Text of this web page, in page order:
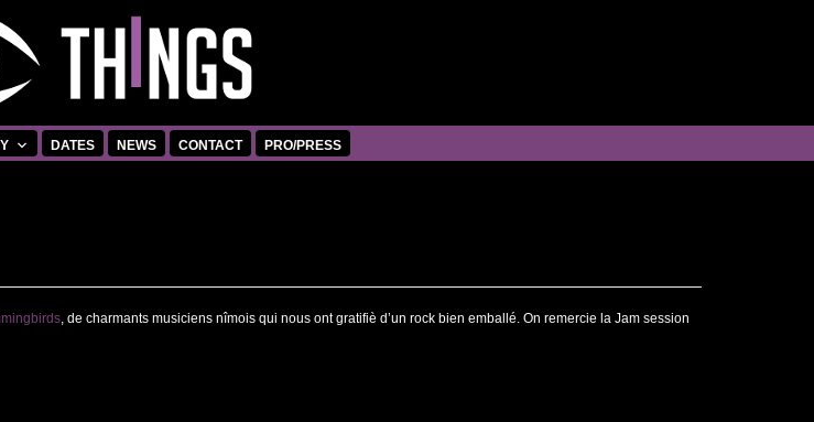
DATES NEWS CONTACT PRO/PRESS
, de charmants musiciens nîmois qui nous ont gratifiè d’un rock bien emballé. On remercie la Jam session